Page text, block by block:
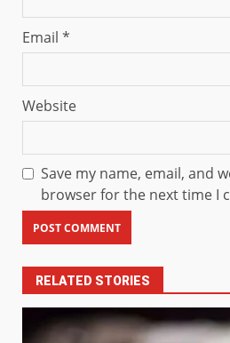
Email *
Website
Save my name, email, and
browser for the next time I
RELATED STORIES